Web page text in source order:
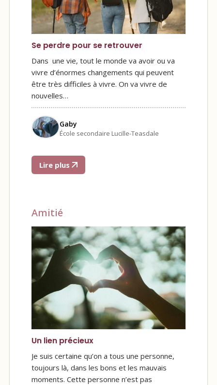
Se perdre pour se retrouver
Dans une vie, tout le monde va avoir ou va
vivre d’énormes changements qui peuvent
être très difficiles à vivre. On va vivre de
nouvelles…
Gaby
École secondaire Lucille-Teasdale
Lire plus
Amitié
Un lien précieux
Je suis certaine qu’on a tous une personne,
toujours là, dans les bons et les mauvais
moments. Cette personne n’est pas